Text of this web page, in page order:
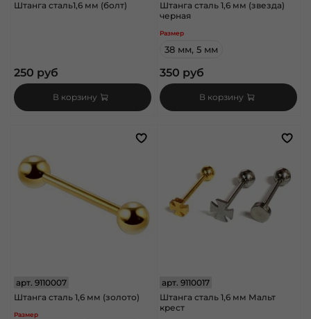
Штанга сталь1,6 мм (болт)
250 руб
В корзину
Штанга сталь 1,6 мм (звезда)
черная
Размер
38 мм, 5 мм
350 руб
В корзину
арт. 9110007
Штанга сталь 1,6 мм (золото)
Размер
арт.9110017
Штанга сталь 1,6 мм Мальт
крест